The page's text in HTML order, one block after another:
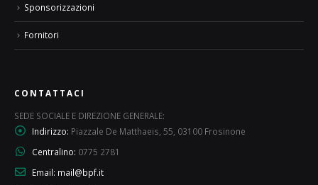
Sponsorizzazioni
Fornitori
CONTATTACI
SEDE SOCIALE E DIREZIONE GENERALE:
Indirizzo: Piazzale De Matthaeis, 55, 03100 Frosinone
Centralino: 0775 2781
Email: mail@bpf.it